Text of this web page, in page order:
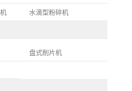
水滴型粉碎机
盘式削片机